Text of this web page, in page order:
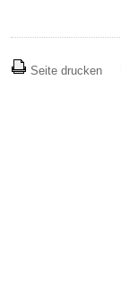
Seite drucken